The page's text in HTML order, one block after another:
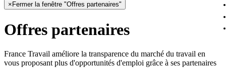
× Fermer la fenêtre "Offres partenaires"
Offres partenaires
France Travail améliore la transparence du marché du travail en
vous proposant plus d'opportunités d'emploi grâce à ses partenaires